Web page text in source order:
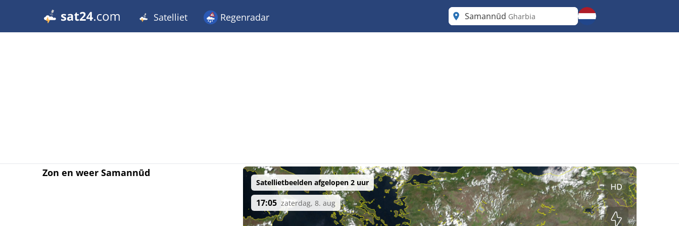
Satelliet Regenradar Samannūd Gharbia
Zon en weer Samannūd
Satellietbeelden afgelopen 2 uur
17:05 zaterdag, 8. aug